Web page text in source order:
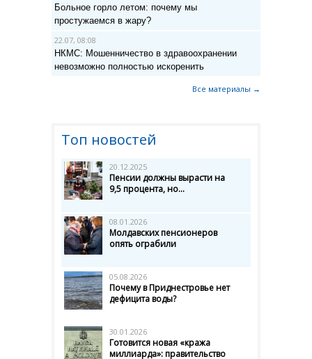
Больное горло летом: почему мы
простужаемся в жару?
22.07, 08:08
НКМС: Мошенничество в здравоохранении
невозможно полностью искоренить
Все материалы →
Топ новостей
20.12.2025
Пенсии должны вырасти на
9,5 процента, но...
08.01.2026
Молдавских пенсионеров
опять ограбили
05.08.2026
Почему в Приднестровье нет
дефицита воды?
30.01.2026
Готовится новая «кража
миллиарда»: правительство